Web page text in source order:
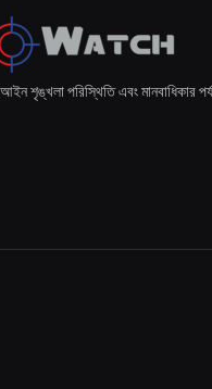
আইন শৃঙ্খলা পরিস্থিতি এবং মানবাধিকার